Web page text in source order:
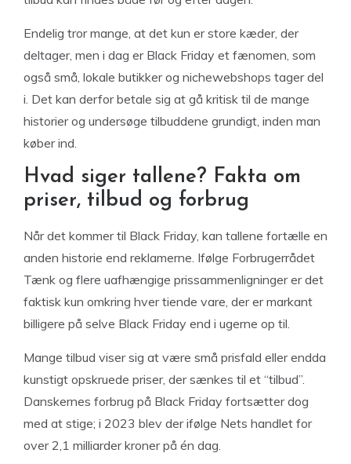
Endelig tror mange, at det kun er store kæder, der
deltager, men i dag er Black Friday et fænomen, som
også små, lokale butikker og nichewebshops tager del
i. Det kan derfor betale sig at gå kritisk til de mange
historier og undersøge tilbuddene grundigt, inden man
køber ind.
Hvad siger tallene? Fakta om
priser, tilbud og forbrug
Når det kommer til Black Friday, kan tallene fortælle en
anden historie end reklamerne. Ifølge Forbrugerrådet
Tænk og flere uafhængige prissammenligninger er det
faktisk kun omkring hver tiende vare, der er markant
billigere på selve Black Friday end i ugerne op til.
Mange tilbud viser sig at være små prisfald eller endda
kunstigt opskruede priser, der sænkes til et “tilbud”.
Danskernes forbrug på Black Friday fortsætter dog
med at stige; i 2023 blev der ifølge Nets handlet for
over 2,1 milliarder kroner på én dag.